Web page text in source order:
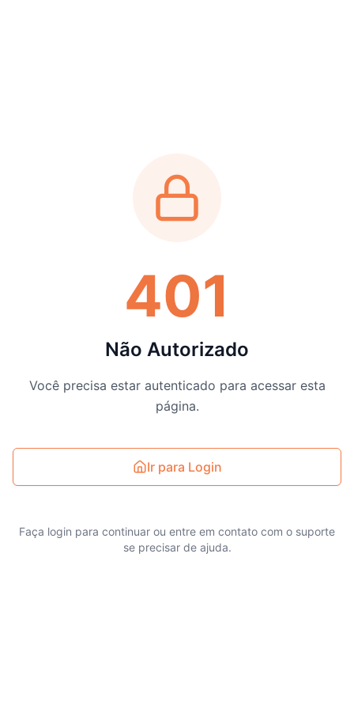
401
Não Autorizado
Você precisa estar autenticado para acessar esta
página.
Ir para Login
Faça login para continuar ou entre em contato com o suporte
se precisar de ajuda.